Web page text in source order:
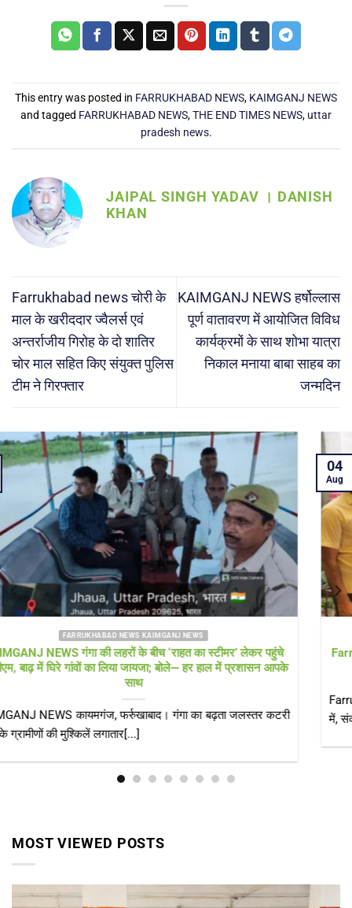
This entry was posted in FARRUKHABAD NEWS, KAIMGANJ NEWS
and tagged FARRUKHABAD NEWS,THE END TIMES NEWS, uttar
pradesh news.
JAIPAL SINGH YADAV । DANISH
KHAN
Farrukhabad news चोरी के
माल के खरीददार ज्वैलर्स एवं
अन्तर्राजीय गिरोह के दो शातिर
चोर माल सहित किए संयुक्त पुलिस
टीम ने गिरफ्तार
KAIMGANJ NEWS हर्षोल्लास
पूर्ण वातावरण में आयोजित विविध
कार्यक्रमों के साथ शोभा यात्रा
निकाल मनाया बाबा साहब का
जन्मदिन
FARRUKHABAD NEWS UTTAR PRADESH
Farrukhabad news बाढ़ राहत शिविर में ‘हेल्थ अलर्ट’! सीएमओ खुद पहुंचे,
डॉक्टरों की टीम और एम्बुलेंस 24 घंटे तैनात
Farrukhabad news डीएम के निरीक्षण के बाद स्वास्थ्य विभाग एक्शन मोड
में, संक्रामक रोगों पर[...]
04
MOST VIEWED POSTS